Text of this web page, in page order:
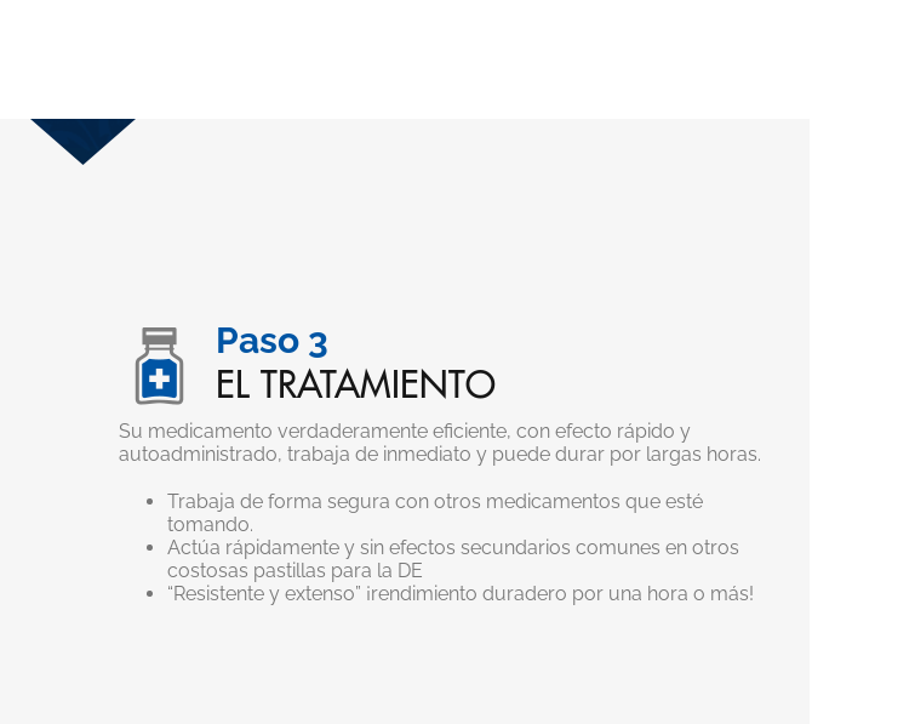
Paso 3
EL TRATAMIENTO
Su medicamento verdaderamente eficiente, con efecto rápido y
autoadministrado, trabaja de inmediato y puede durar por largas horas.
Trabaja de forma segura con otros medicamentos que esté
tomando.
Actúa rápidamente y sin efectos secundarios comunes en otros
costosas pastillas para la DE
“Resistente y extenso” ¡rendimiento duradero por una hora o más!